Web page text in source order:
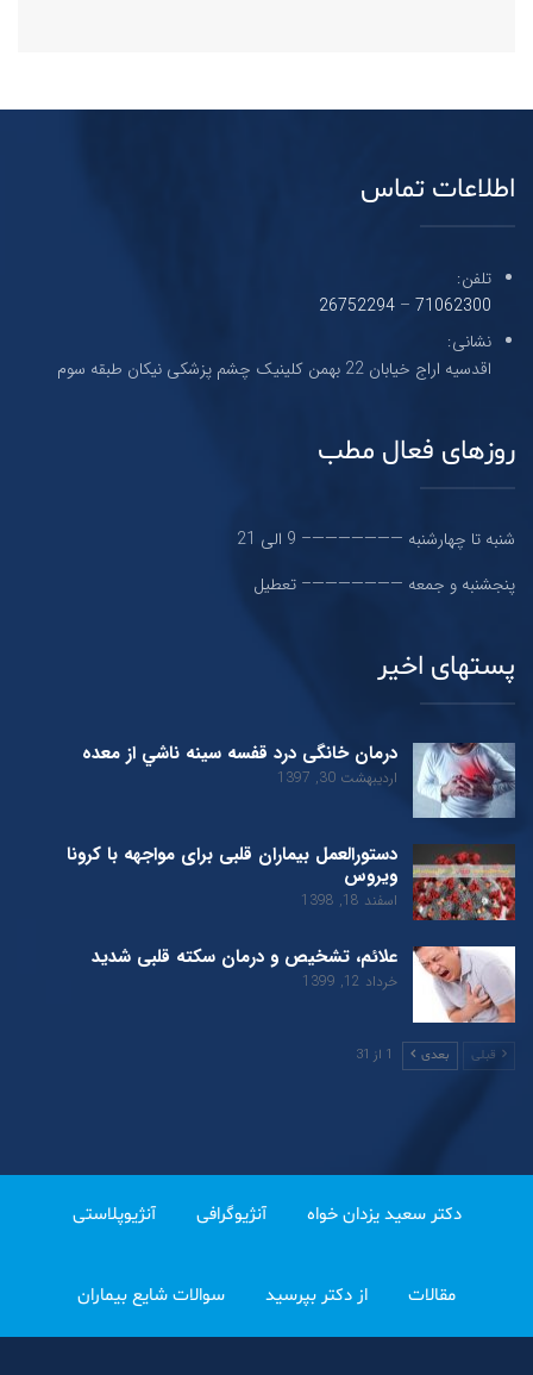
اطلاعات تماس
تلفن:
71062300
–
26752294
نشانی:
اقدسیه اراج خیابان 22 بهمن کلینیک چشم پزشکی نیکان طبقه سوم
روزهای فعال مطب
شنبه تا چهارشنبه ———————– 9 الی 21
پنجشنبه و جمعه ———————– تعطیل
پستهای اخیر
درمان خانگی درد قفسه سينه ناشي از معده
اردیبهشت 30, 1397
دستورالعمل بیماران قلبی برای مواجهه با کرونا
ویروس
اسفند 18, 1398
علائم، تشخیص و درمان سکته قلبی شدید
خرداد 12, 1399
قبلی بعدی 1 از 31
دکتر سعید یزدان خواه آنژیوگرافی آنژیوپلاستی
مقالات از دکتر بپرسید سوالات شایع بیماران